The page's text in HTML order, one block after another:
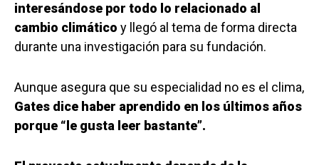
interesándose por todo lo relacionado al
cambio climático y llegó al tema de forma directa
durante una investigación para su fundación.
Aunque asegura que su especialidad no es el clima,
Gates dice haber aprendido en los últimos años
porque “le gusta leer bastante”.